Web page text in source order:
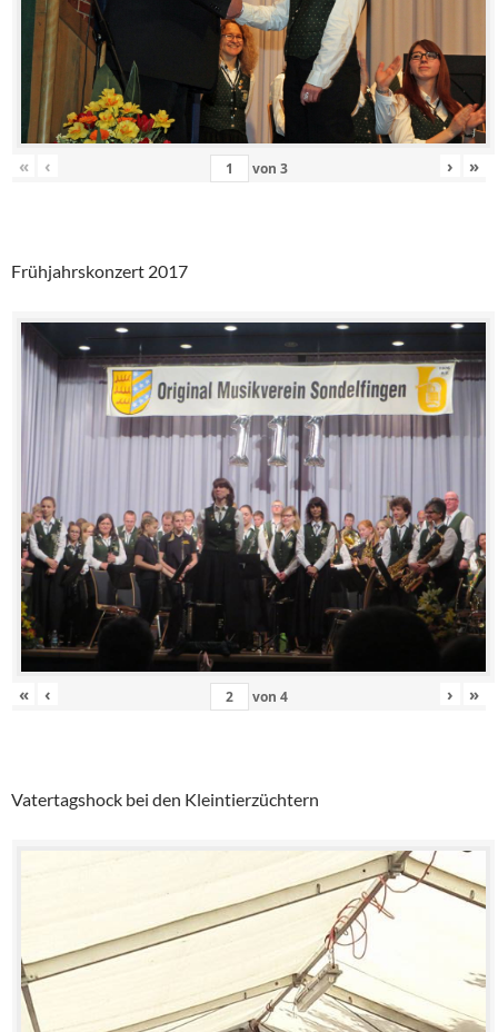
« ‹ von 3 › »
Frühjahrskonzert 2017
« ‹ von 4 › »
Vatertagshock bei den Kleintierzüchtern